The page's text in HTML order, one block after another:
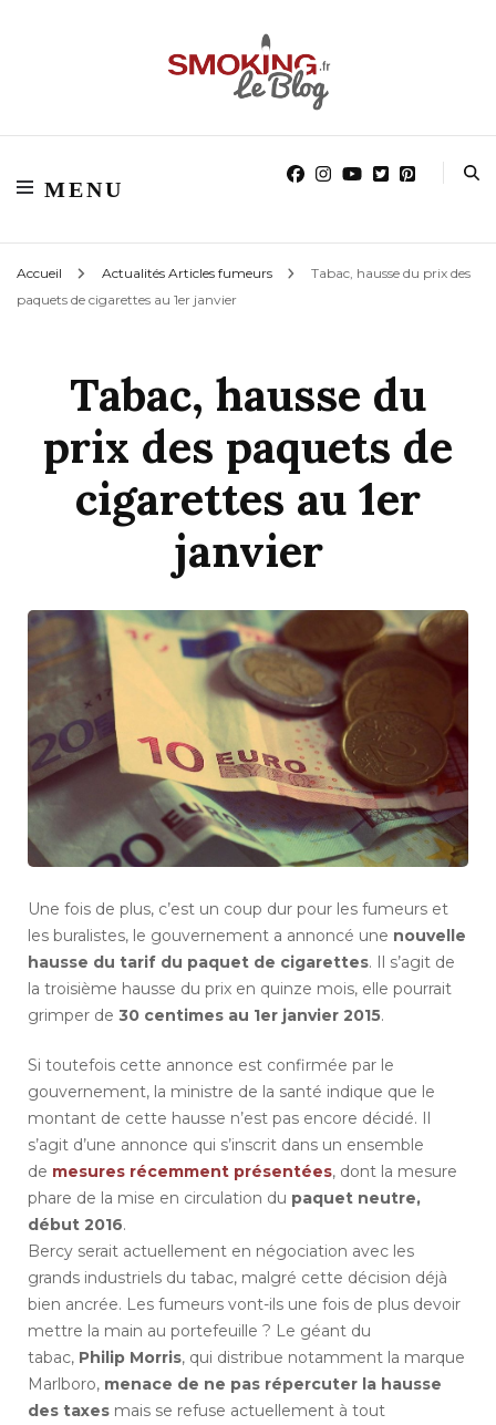
Blog smoking.fr
MENU
Accueil Actualités Articles fumeurs
Tabac, hausse du prix des
paquets de cigarettes au 1er janvier
Tabac, hausse du
prix des paquets de
cigarettes au 1er
janvier
Une fois de plus, c’est un coup dur pour les fumeurs et
les buralistes, le gouvernement a annoncé une nouvelle
hausse du tarif du paquet de cigarettes. Il s’agit de
la troisième hausse du prix en quinze mois, elle pourrait
grimper de 30 centimes au 1er janvier 2015.
Si toutefois cette annonce est confirmée par le
gouvernement, la ministre de la santé indique que le
montant de cette hausse n’est pas encore décidé. Il
s’agit d’une annonce qui s’inscrit dans un ensemble
de mesures récemment présentées, dont la mesure
phare de la mise en circulation du paquet neutre,
début 2016.
Bercy serait actuellement en négociation avec les
grands industriels du tabac, malgré cette décision déjà
bien ancrée. Les fumeurs vont-ils une fois de plus devoir
mettre la main au portefeuille ? Le géant du
tabac, Philip Morris, qui distribue notamment la marque
Marlboro, menace de ne pas répercuter la hausse
des taxes mais se refuse actuellement à tout